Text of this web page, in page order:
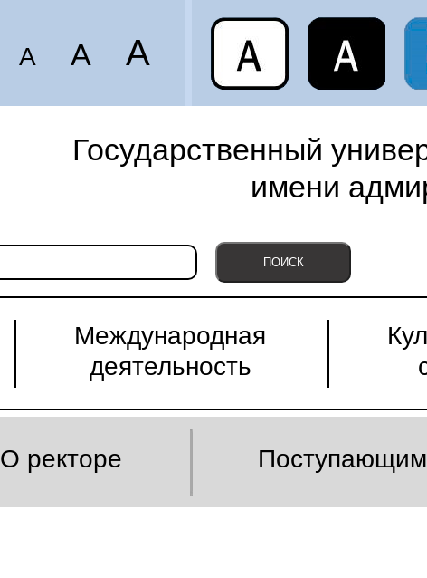
A A A
Государственный
имени
Международная
деятельность
О ректоре Поступающим